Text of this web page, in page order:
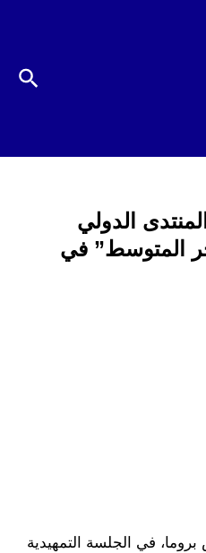
الدولي
المتوسط” في
في الجلسة التمهيدية